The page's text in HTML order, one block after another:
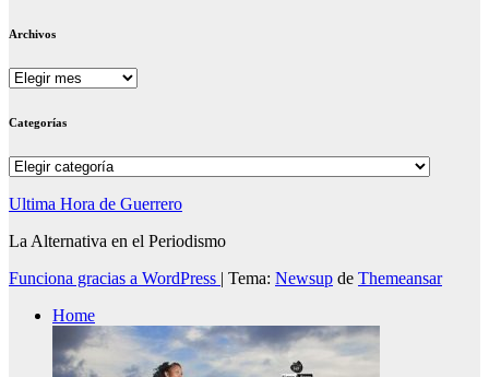
Archivos
Archivos
Categorías
Categorías
Ultima Hora de Guerrero
La Alternativa en el Periodismo
Funciona gracias a WordPress | Tema: Newsup de Themeansar
Home